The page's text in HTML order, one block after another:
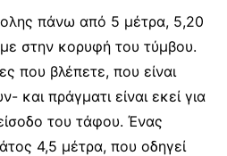
πάνω από 5 μέτρα, 5,20
στην κορυφή του τύμβου.
που βλέπετε, που είναι
και πράγματι είναι εκεί για
του τάφου. Ένας
4,5 μέτρα, που οδηγεί